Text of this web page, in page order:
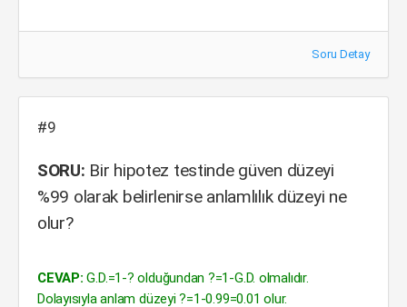
Soru Detay
#9
SORU: Bir hipotez testinde güven düzeyi
%99 olarak belirlenirse anlamlılık düzeyi ne
olur?
CEVAP: G.D.=1-? olduğundan ?=1-G.D. olmalıdır.
Dolayısıyla anlam düzeyi ?=1-0.99=0.01 olur.